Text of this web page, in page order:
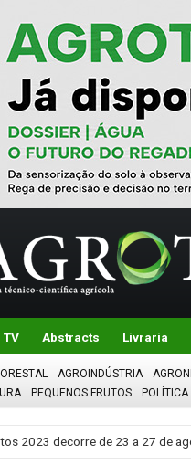
TV Abstracts Livraria
AGROINDÚSTRIA
PEQUENOS FRUTOS
2023 decorre de 23 a 27 de